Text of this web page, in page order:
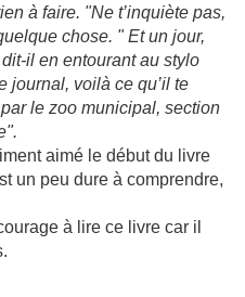
à faire. "Ne t’inquiète pas,
chose. " Et un jour,
il en entourant au stylo
journal, voilà ce qu’il te
le zoo municipal, section
aimé le début du livre
un peu dure à comprendre,
à lire ce livre car il